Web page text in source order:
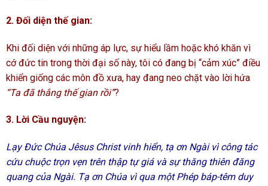
2. Đối diện thế gian:
Khi đối diện với những áp lực, sự hiểu lầm hoặc khó khăn vì
cớ đức tin trong thời đại số này, tôi có đang bị “cảm xúc” điều
khiển giống các môn đồ xưa, hay đang neo chặt vào lời hứa
“Ta đã thắng thế gian rồi”?
3. Lời Cầu nguyện:
Lạy Đức Chúa Jêsus Christ vinh hiển, tạ ơn Ngài vì công tác
cứu chuộc trọn vẹn trên thập tự giá và sự thăng thiên đăng
quang của Ngài. Tạ ơn Chúa vì qua một Phép báp-têm duy